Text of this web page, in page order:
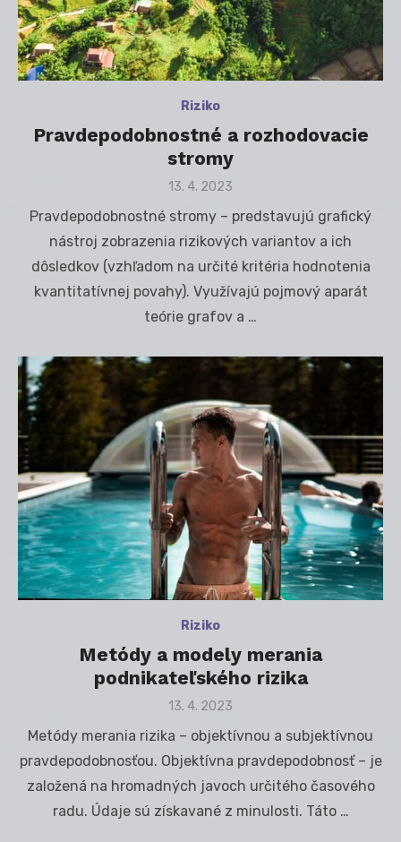
Riziko
Pravdepodobnostné a rozhodovacie
stromy
Posted
13. 4. 2023
Pravdepodobnostné stromy – predstavujú grafický
nástroj zobrazenia rizikových variantov a ich
dôsledkov (vzhľadom na určité kritéria hodnotenia
kvantitatívnej povahy). Využívajú pojmový aparát
teórie grafov a …
Riziko
Metódy a modely merania
podnikateľského rizika
Posted
13. 4. 2023
Metódy merania rizika – objektívnou a subjektívnou
pravdepodobnosťou. Objektívna pravdepodobnosť – je
založená na hromadných javoch určitého časového
radu. Údaje sú získavané z minulosti. Táto …